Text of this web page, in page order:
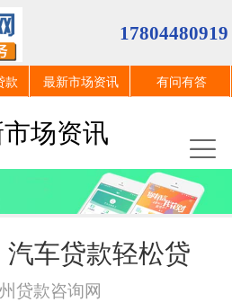
17804480919
款 最新市场资讯 有问有答
场资讯
车贷款轻松贷
贷款咨询网